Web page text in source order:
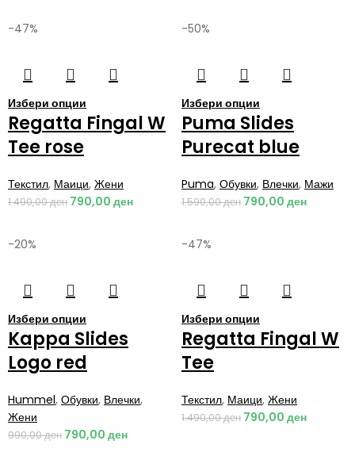
-47%
Избери опции
Regatta Fingal W
Tee rose
Текстил, Маици, Жени
1.490,00ден 790,00 ден
-50%
Избери опции
Puma Slides
Purecat blue
Puma, Обувки, Влечки, Мажи
1.590,00ден 790,00 ден
-20%
Избери опции
Kappa Slides
Logo red
Hummel, Обувки, Влечки,
Жени
990,00ден 790,00 ден
-47%
Избери опции
Regatta Fingal W
Tee
Текстил, Маици, Жени
1.490,00ден 790,00 ден